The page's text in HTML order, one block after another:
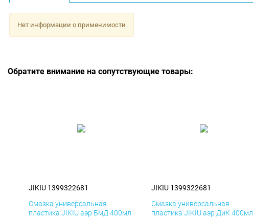
Нет информации о применимости
Обратите внимание на сопутствующие товары:
JIKIU 1399322681
Смазка универсальная
пластика JIKIU аэр БмД 400мл
JIKIU 1399322681
Смазка универсальная
пластика JIKIU аэр ДиК 400мл